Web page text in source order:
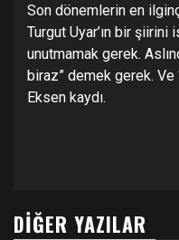
Son dönemlerin en
Turgut Uyar’ın bir
unutmamak gerek.
biraz” demek gerek. Ve
Eksen kaydı.
DIĞER YAZILAR